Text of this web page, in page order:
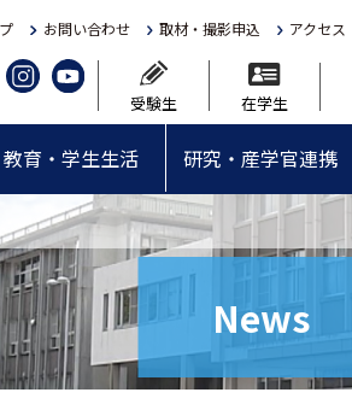
お問い合わせ 取材・撮影申込 アクセス
受験生 在学生
教育・学生生活 研究・産学官連携
News